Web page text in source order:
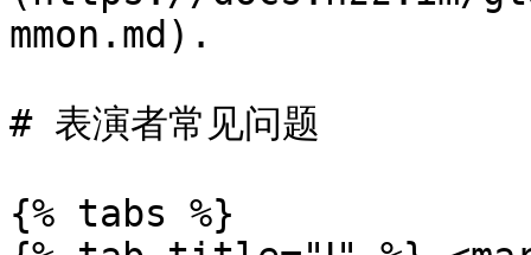
mmon.md).
# 表演者常见问题
{% tabs %}